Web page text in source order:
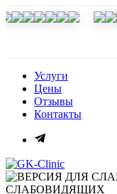
Услуги
Цены
Отзывы
Контакты
СЛАБОВИДЯЩИХ